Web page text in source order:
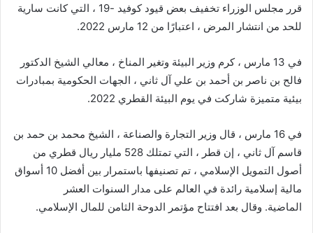
قرر مجلس الوزراء تخفيف بعض قيود كوفيد -19 ، التي كانت سارية
للحد من انتشار المرض ، اعتبارًا من 12 مارس 2022.
في 13 مارس ، كرم وزير البيئة وتغير المناخ ، معالي الشيخ الدكتور
فالح بن ناصر بن أحمد بن علي آل ثاني ، الجهات الحكومية بمبادرات
بيئية متميزة شاركت في يوم البيئة القطري 2022.
في 16 مارس ، قال وزير التجارة والصناعة ، الشيخ محمد بن حمد بن
قاسم آل ثاني ، إن قطر ، التي تمتلك 528 مليار ريال قطري من
أصول التمويل الإسلامي ، تم تصنيفها باستمرار بين أفضل 10 أسواق
مالية إسلامية رائدة في العالم على مدار السنوات العشر
الماضية. وقال بعد افتتاح مؤتمر الدوحة الثامن للمال الإسلامي.